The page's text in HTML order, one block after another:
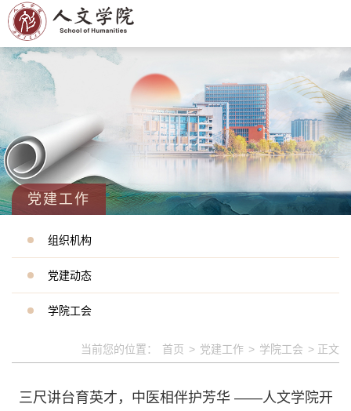
党建工作
组织机构
党建动态
学院工会
当前您的位置： 首页 > 党建工作 > 学院工会 > 正文
三尺讲台育英才，中医相伴护芳华 ——人文学院开